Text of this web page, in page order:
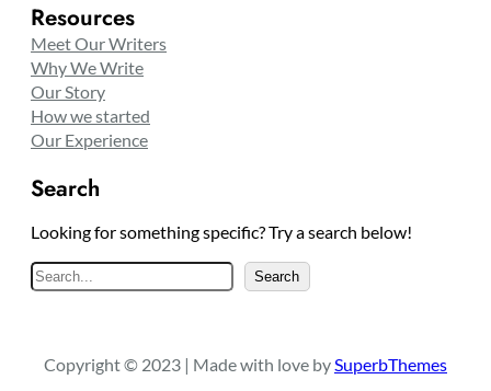
Resources
Meet Our Writers
Why We Write
Our Story
How we started
Our Experience
Search
Looking for something specific? Try a search below!
e
c
Search
Copyright © 2023 | Made with love bySuperbThemes